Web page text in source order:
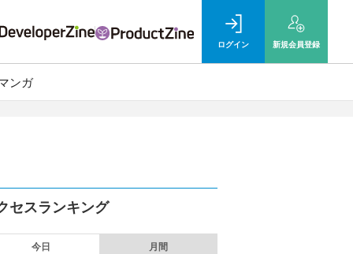
ログイン 新規会員登録
ンガ
セスランキング
今日 月間